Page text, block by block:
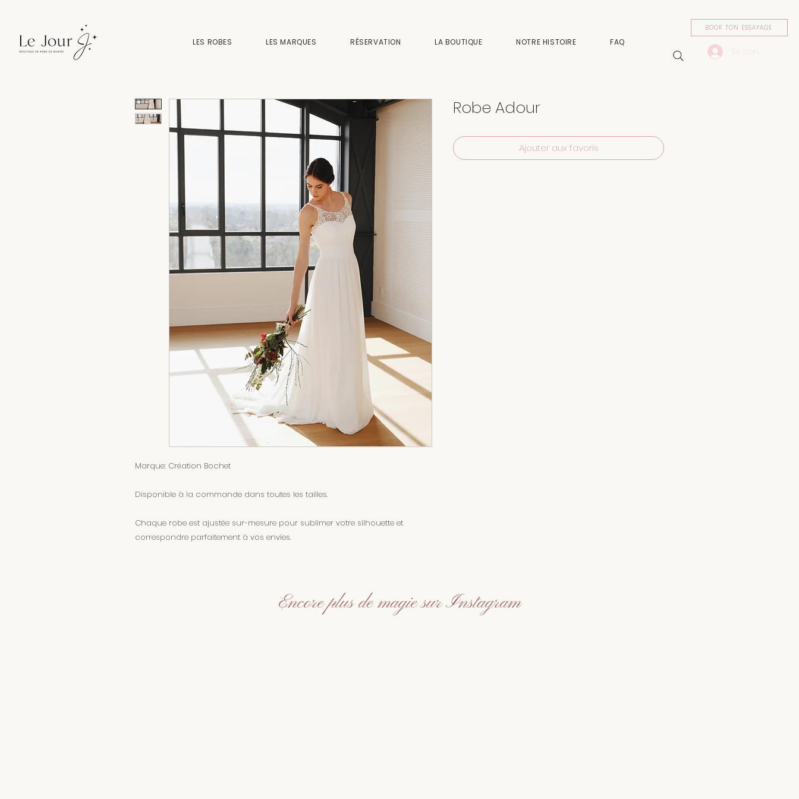
LES ROBES LES MARQUES RÉSERVATION LA BOUTIQUE NOTRE HISTOIRE FAQ
BOOK TON ESSAYAGE
Se connecter
Marque: Création Bochet
Disponible à la commande dans toutes les tailles.
Chaque robe est ajustée sur-mesure pour sublimer votre silhouette et
correspondre parfaitement à vos envies.
Robe Adour
Ajouter aux favoris
Encore plus de magie sur Instagram